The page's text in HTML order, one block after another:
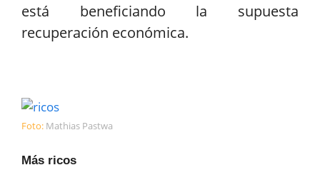
está beneficiando la supuesta
recuperación económica.
Foto: Mathias Pastwa
Más ricos